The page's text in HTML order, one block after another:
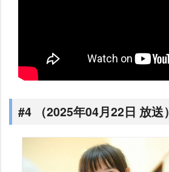
#4 （2025年04月22日 放送）